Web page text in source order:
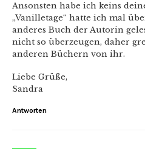
Ansonsten habe ich keins
„Vanilletage“ hatte ich mal
anderes Buch der Autorin
nicht so überzeugen, daher
anderen Büchern von ihr.
Liebe Grüße,
Sandra
Antworten